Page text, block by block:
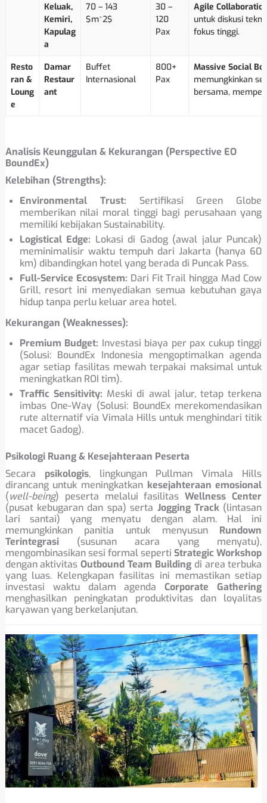
Keluak,
Kemiri,
Kapulag
a
70 – 143
$m^2$
30 –
120
Pax
Agile
untuk diskusi
fokus tinggi.
Resto
ran &
Loung
e
Damar
Restaur
ant
Buffet
Internasional
800+
Pax
Massive Social
memungkinkan
bersama,
Analisis Keunggulan & Kekurangan (Perspective EO
BoundEx)
Kelebihan (Strengths):
Environmental Trust: Sertifikasi Green Globe
memberikan nilai moral tinggi bagi perusahaan yang
memiliki kebijakan Sustainability.
Logistical Edge: Lokasi di Gadog (awal jalur Puncak)
meminimalisir waktu tempuh dari Jakarta (hanya 60
km) dibandingkan hotel yang berada di Puncak Pass.
Full-Service Ecosystem: Dari Fit Trail hingga Mad Cow
Grill, resort ini menyediakan semua kebutuhan gaya
hidup tanpa perlu keluar area hotel.
Kekurangan (Weaknesses):
Premium Budget: Investasi biaya per pax cukup tinggi
(Solusi: BoundEx Indonesia mengoptimalkan agenda
agar setiap fasilitas mewah terpakai maksimal untuk
meningkatkan ROI tim).
Traffic Sensitivity: Meski di awal jalur, tetap terkena
imbas One-Way (Solusi: BoundEx merekomendasikan
rute alternatif via Vimala Hills untuk menghindari titik
macet Gadog).
Psikologi Ruang & Kesejahteraan Peserta
Secara psikologis, lingkungan Pullman Vimala Hills
dirancang untuk meningkatkan kesejahteraan emosional
(well-being) peserta melalui fasilitasWellness Center
(pusat kebugaran dan spa) serta Jogging Track (lintasan
lari santai) yang menyatu dengan alam. Hal ini
memungkinkan panitia untuk menyusun Rundown
Terintegrasi(susunan acara yang menyatu),
mengombinasikan sesi formal sepertiStrategic Workshop
dengan aktivitasOutbound Team Buildingdi area terbuka
yang luas. Kelengkapan fasilitas ini memastikan setiap
investasi waktu dalam agendaCorporate Gathering
menghasilkan peningkatan produktivitas dan loyalitas
karyawan yang berkelanjutan.